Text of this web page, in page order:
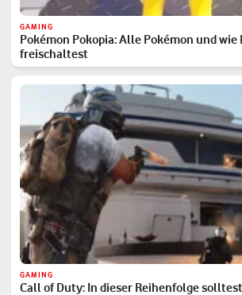
GAMING
Pokémon Pokopia: Alle Pokémon und wie
freischaltest
GAMING
Call of Duty: In dieser Reihenfolge